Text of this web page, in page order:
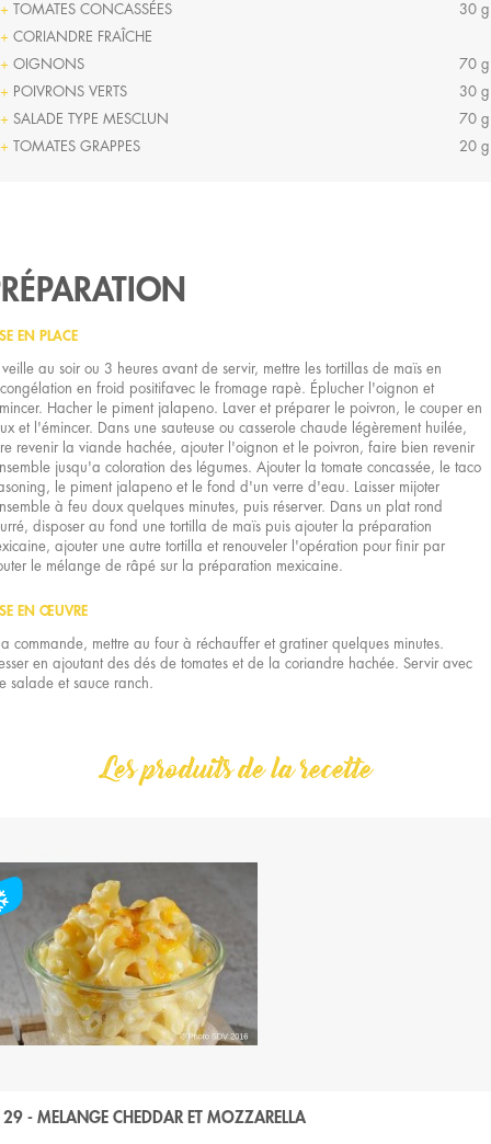
TOMATES CONCASSÉES
30 g
CORIANDRE FRAÎCHE
OIGNONS
70 g
POIVRONS VERTS
30 g
SALADE TYPE MESCLUN
70 g
TOMATES GRAPPES
20 g
EN PLACE
veille au soir ou 3 heures avant de servir, mettre les tortillas de maïs en
en froid positifavec le fromage rapè. Éplucher l'oignon et
Hacher le piment jalapeno. Laver et préparer le poivron, le couper en
et l'émincer. Dans une sauteuse ou casserole chaude légèrement huilée,
revenir la viande hachée, ajouter l'oignon et le poivron, faire bien revenir
jusqu'a coloration des légumes. Ajouter la tomate concassée, le taco
le piment jalapeno et le fond d'un verre d'eau. Laisser mijoter
à feu doux quelques minutes, puis réserver. Dans un plat rond
disposer au fond une tortilla de maïs puis ajouter la préparation
ajouter une autre tortilla et renouveler l'opération pour finir par
le mélange de râpé sur la préparation mexicaine.
EN ŒUVRE
commande, mettre au four à réchauffer et gratiner quelques minutes.
en ajoutant des dés de tomates et de la coriandre hachée. Servir avec
salade et sauce ranch.
Les produits de la recette
- MELANGE CHEDDAR ET MOZZARELLA